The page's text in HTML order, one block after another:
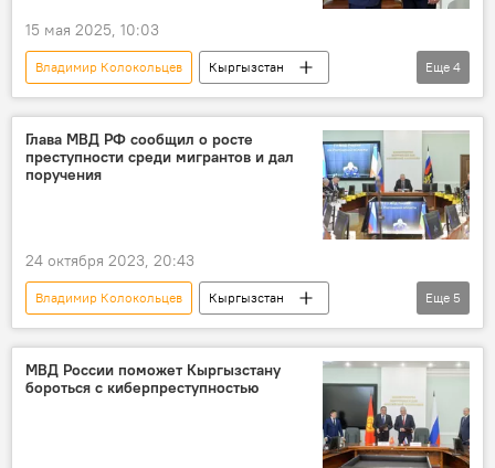
15 мая 2025, 10:03
Владимир Колокольцев
Кыргызстан
Россия
МВД
встреча
Улан Ниязбеков
Еще 4
Глава МВД РФ сообщил о росте
преступности среди мигрантов и дал
поручения
24 октября 2023, 20:43
Владимир Колокольцев
Кыргызстан
Россия
мигранты
МВД
преступление
фото
Еще 5
МВД России поможет Кыргызстану
бороться с киберпреступностью